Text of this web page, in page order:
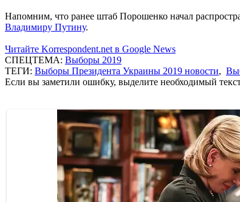
Напомним, что ранее штаб Порошенко начал
Владимиру Путину.
Читайте Korrespondent.net в Google News
СПЕЦТЕМА: Выборы 2019
ТЕГИ: Выборы Президента Украины 2019 новости,
Если вы заметили ошибку, выделите необходимый